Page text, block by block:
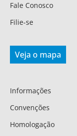
Fale Conosco
Filie-se
Veja o mapa
Informações
Convenções
Homologação